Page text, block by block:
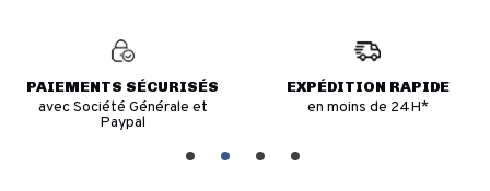
PAIEMENTS SÉCURISÉS
avec Société Générale et
Paypal
EXPÉDITION RAPIDE
en moins de 24H*